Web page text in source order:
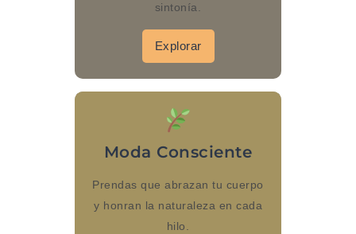
sintonía.
Explorar
Moda Consciente
Prendas que abrazan tu cuerpo
y honran la naturaleza en cada
hilo.